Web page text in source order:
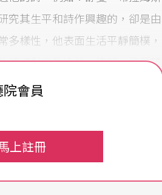
究其生平和詩作興趣的，卻是由
樣性，他表面生活平靜簡樸，
師卻對宗教冷淡、懷疑。這種雙
的憂傷。作曲家對詩人有著強
的音樂性。在沃爾夫之後，其
就如同舒伯特和威廉．繆勒
了。
轉捩點。歌曲題材豐富，音樂變
會員
上註冊